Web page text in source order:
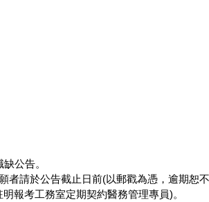
公告。
者請於公告截止日前(以郵戳為憑，逾期恕
報考工務室定期契約醫務管理專員)。